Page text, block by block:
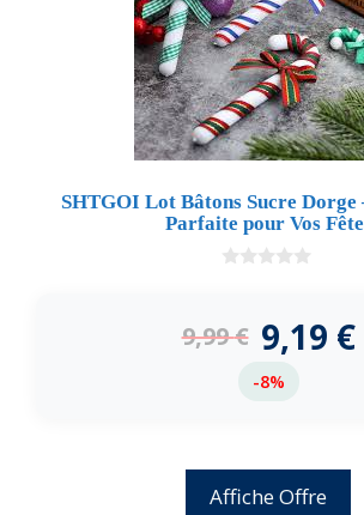
SHTGOI Lot Bâtons Sucre Dorge
Parfaite pour Vos
5
9,99€ 9,19 €
-8%
Affiche Offre